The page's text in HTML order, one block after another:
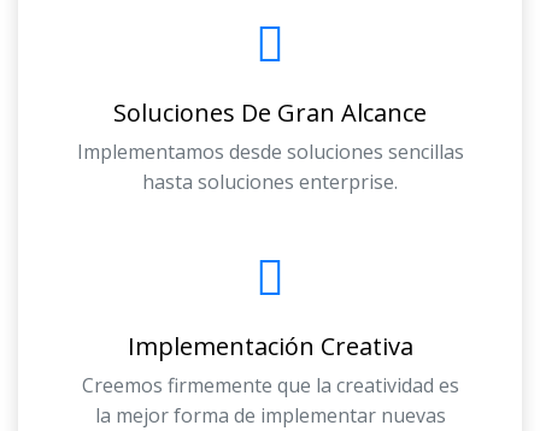
Soluciones De Gran Alcance
Implementamos desde soluciones sencillas
hasta soluciones enterprise.
Implementación Creativa
Creemos firmemente que la creatividad es
la mejor forma de implementar nuevas